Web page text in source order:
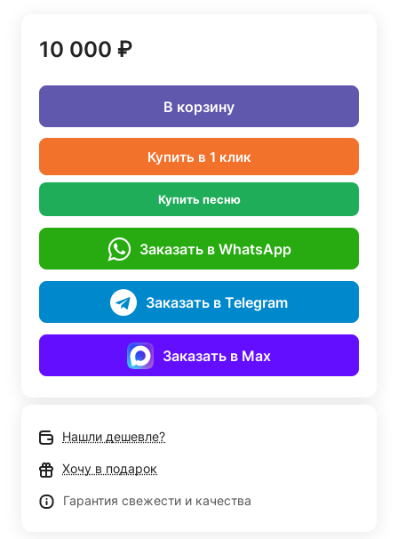
10 000 ₽
В корзину
Купить в 1 клик
Купить песню
Заказать в WhatsApp
Заказать в Telegram
Заказать в Max
Нашли дешевле?
Хочу в подарок
Гарантия свежести и качества